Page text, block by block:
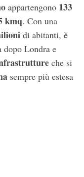
appartengono 133
kmq. Con una
di abitanti, è
dopo Londra e
che si
sempre più estesa